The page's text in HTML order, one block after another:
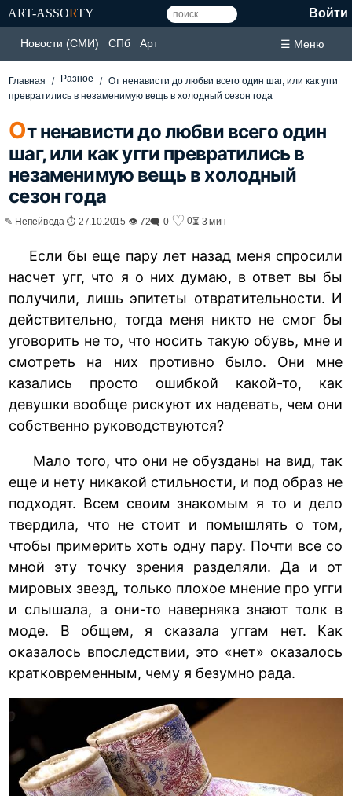
ART-ASSORTY Войти
Новости (СМИ) СПб Арт ☰ Меню
Главная Разное
От ненависти до любви всего один шаг, или как угги
превратились в незаменимую вещь в холодный сезон года
От ненависти до любви всего один
шаг, или как угги превратились в
незаменимую вещь в холодный
сезон года
✎ Непейвода ⏱ 27.10.2015 👁 72🗨 0 ♡ 0⏳ 3 мин
Если бы еще пару лет назад меня спросили
насчет угг, что я о них думаю, в ответ вы бы
получили, лишь эпитеты отвратительности. И
действительно, тогда меня никто не смог бы
уговорить не то, что носить такую обувь, мне и
смотреть на них противно было. Они мне
казались просто ошибкой какой-то, как
девушки вообще рискуют их надевать, чем они
собственно руководствуются?
Мало того, что они не обузданы на вид, так
еще и нету никакой стильности, и под образ не
подходят. Всем своим знакомым я то и дело
твердила, что не стоит и помышлять о том,
чтобы примерить хоть одну пару. Почти все со
мной эту точку зрения разделяли. Да и от
мировых звезд, только плохое мнение про угги
и слышала, а они-то наверняка знают толк в
моде. В общем, я сказала уггам нет. Как
оказалось впоследствии, это «нет» оказалось
кратковременным, чему я безумно рада.